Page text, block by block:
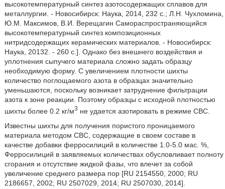
высокотемпературный синтез азотосодержащих сплавов для
металлургии. - Новосибирск: Наука, 2014, 232 с.; Л.Н. Чухломина,
Ю.М. Максимов, В.И. Верещагин Самораспространяющийся
высокотемпературный синтез композиционных
нитридсодержащих керамических материалов. - Новосибирск:
Наука, 20132. - 260 с.]. Однако без внешнего воздействия и
уплотнения сыпучего материала сложно задать образцу
необходимую форму. С увеличением плотности шихты
количество поглощаемого азота в образцах значительно
уменьшаются, поскольку возникает затруднение фильтрации
азота к зоне реакции. Поэтому образцы с исходной плотностью
шихты более 0.2 кг/м3 не удается азотировать в режиме СВС.
Известны шихты для получения пористого проницаемого
материала методом СВС, содержащие в своем составе в
качестве добавки ферросилиций в количестве 1.0-5.0 мас. %,
Ферросилиций в заявляемых количествах обусловливает полноту
сгорания и отсутствие жидкой фазы, что влечет за собой
увеличение среднего размера пор [RU 2154550, 2000; RU
2186657, 2002; RU 2507029, 2014; RU 2507030, 2014].